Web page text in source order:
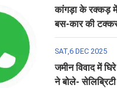
कांगड़ा के रक्कड़
बस-कार की टक्कर
SAT,6 DEC 2025
जमीन विवाद में
ने बोले-